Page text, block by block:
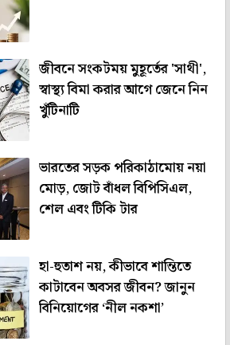
জীবনে সংকটময় মুহূর্তের 'সাথী',
স্বাস্থ্য বিমা করার আগে জেনে নিন
খুঁটিনাটি
ভারতের সড়ক পরিকাঠামোয় নয়া
মোড়, জোট বাঁধল বিপিসিএল,
শেল এবং টিকি টার
হা-হুতাশ নয়, কীভাবে শান্তিতে
কাটাবেন অবসর জীবন? জানুন
বিনিয়োগের ‘নীল নকশা’